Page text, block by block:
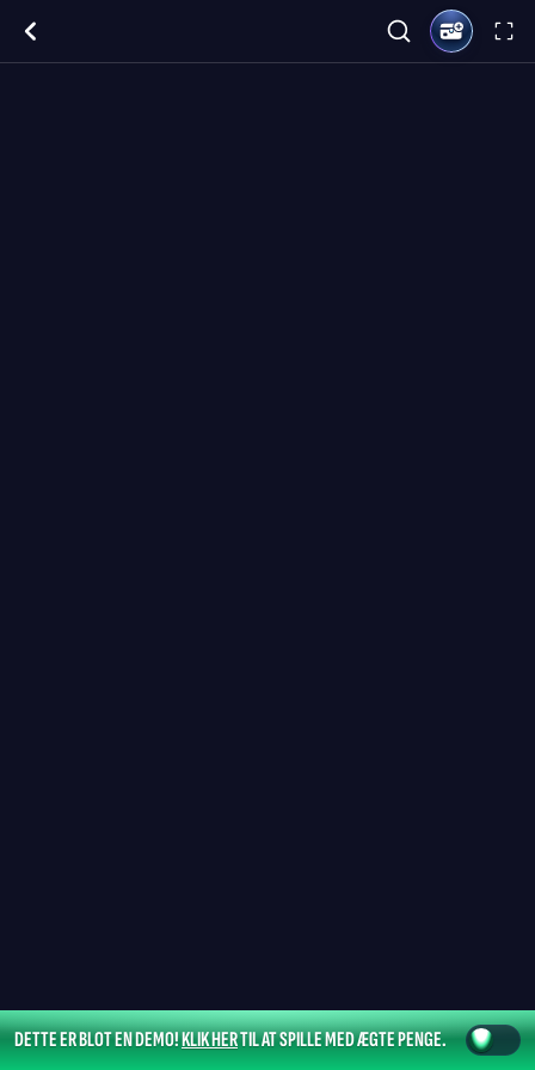
DETTE ER BLOT EN DEMO!KLIK HERTIL AT SPILLE MED ÆGTE PENGE.